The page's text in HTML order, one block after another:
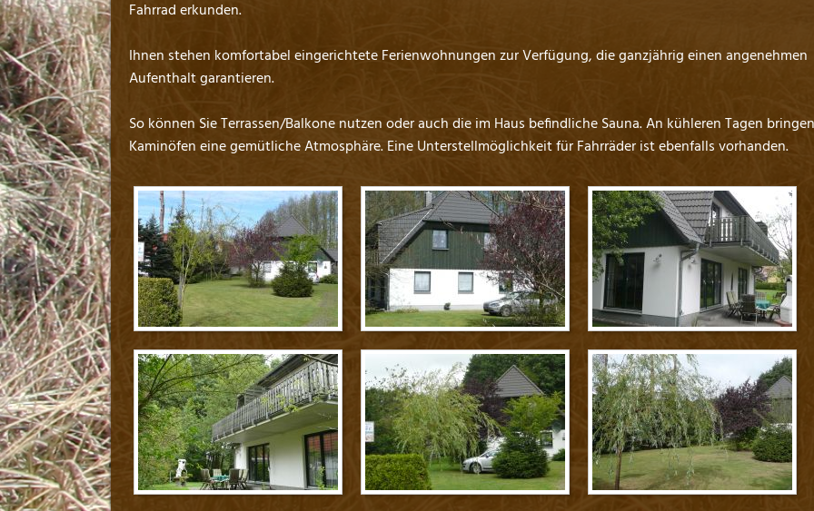
Fahrrad erkunden.
Ihnen stehen komfortabel eingerichtete Ferienwohnungen zur Verfügung, die ganzjährig einen angenehmen
Aufenthalt garantieren.
So können Sie Terrassen/Balkone nutzen oder auch die im Haus befindliche Sauna. An kühleren Tagen
Kaminöfen eine gemütliche Atmosphäre. Eine Unterstellmöglichkeit für Fahrräder ist ebenfalls vorhanden.